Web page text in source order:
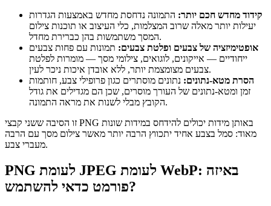
קידוד מחדש חכם יותר: התמונה נדחסת מחדש באמצעות הגדרות
יעילות יותר מאלה שרוב המצלמות, כלי העיצוב או תוכנות צילום
המסך משתמשות בהן כברירת מחדל.
אופטימיזציה של צבעים ופלטת צבעים: תמונות עם פחות צבעים
ייחודיים — אייקונים, לוגואים, צילומי מסך — מומרות לפלטת
צבעים מצומצמת יותר, ללא אובדן איכות ניכר לעין.
הסרת מטא-נתונים: נתונים מוסתרים כגון פרופילי צבע, חותמות
זמן ומטא-נתונים של העורך מוסרים, שכן הם מגדילים את גודל
הקובץ מבלי לשנות את מראה התמונה.
זו הסיבה ששני קבצי PNG באותן מידות יכולים להידחס במידות שונות
מאוד: סמל בצבע אחיד יתכווץ הרבה יותר מאשר צילום מסך עם הרבה
מעברי צבע.
PNG לעומת JPEG לעומת WebP: באיזה
פורמט כדאי להשתמש?